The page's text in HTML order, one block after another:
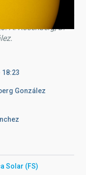
el 30 de junio de
de Herschel y
A. Rosenberg, D.
18:23
González
Solar (FS)